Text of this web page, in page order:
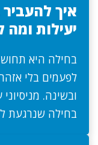
איך
יעילות ומה
בחילה היא
לפעמים בלי
ובשינה.
בחילה שנרגעת